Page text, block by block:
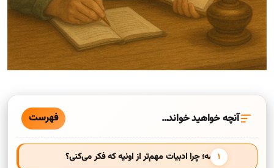
آنچه خواهید خواند… فهرست
مقدمه؛ چرا ادبیات مهم‌تر از اونیه که فکر می‌کنی؟